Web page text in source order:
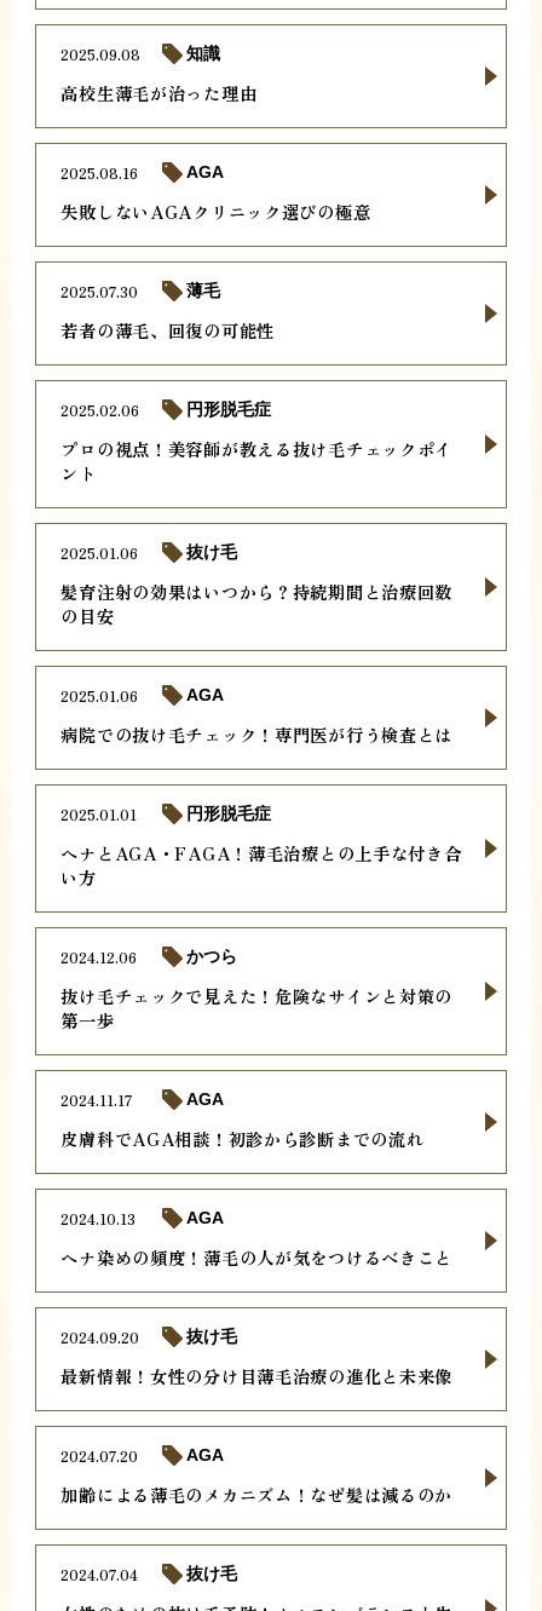
高校生薄毛が治った理由
2025.09.08 知識
失敗しないAGAクリニック選びの極意
2025.08.16 AGA
若者の薄毛、回復の可能性
2025.07.30 薄毛
プロの視点！美容師が教える抜け毛チェックポイ
ント
2025.02.06 円形脱毛症
髪育注射の効果はいつから？持続期間と治療回数
の目安
2025.01.06 抜け毛
病院での抜け毛チェック！専門医が行う検査とは
2025.01.06 AGA
ヘナとAGA・FAGA！薄毛治療との上手な付き合
い方
2025.01.01 円形脱毛症
抜け毛チェックで見えた！危険なサインと対策の
第一歩
2024.12.06 かつら
皮膚科でAGA相談！初診から診断までの流れ
2024.11.17 AGA
ヘナ染めの頻度！薄毛の人が気をつけるべきこと
2024.10.13 AGA
最新情報！女性の分け目薄毛治療の進化と未来像
2024.09.20 抜け毛
加齢による薄毛のメカニズム！なぜ髪は減るのか
2024.07.20 AGA
2024.07.04 抜け毛